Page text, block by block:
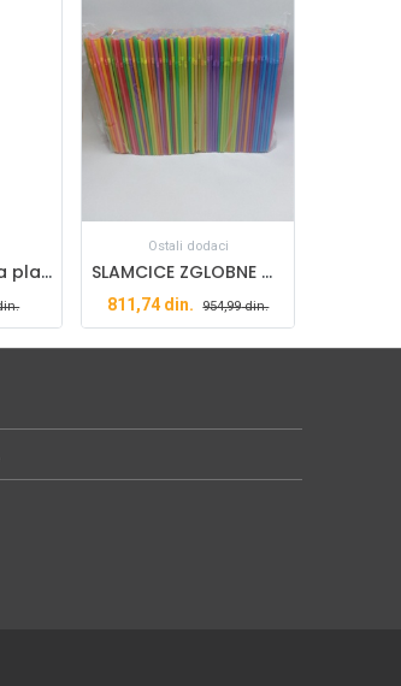
Motospeed čaša plastična 180ml
Ostali dodaci
SLAMCICE ZGLOBNE MIX 1000/1
811,74 din. 954,99din.